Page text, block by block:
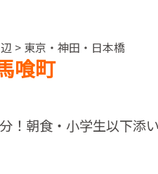
> 東京・神田・日本橋
喰町
！朝食・小学生以下添